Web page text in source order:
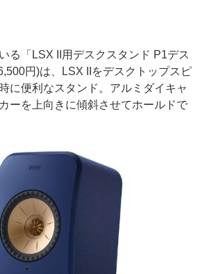
る「LSX II用デスクスタンド P1デス
円)は、LSX IIをデスクトップスピ
に便利なスタンド。アルミダイキャ
ーを上向きに傾斜させてホールドで